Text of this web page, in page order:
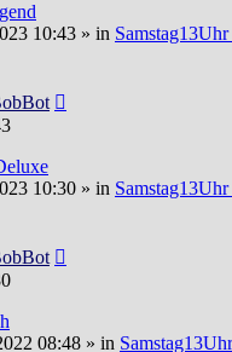
10:43 » in
10:30 » in
08:48 » in